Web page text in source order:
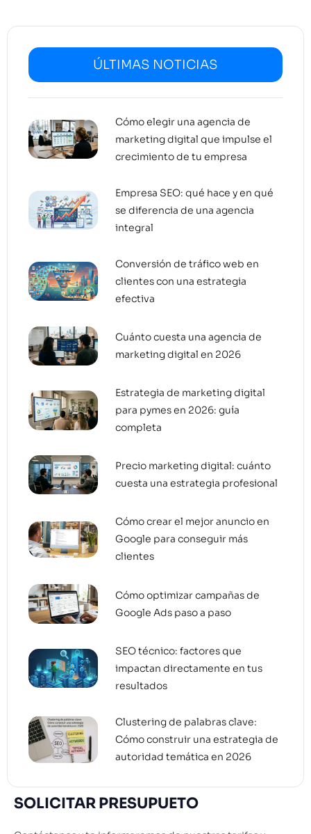
ÚLTIMAS NOTICIAS
Cómo elegir una agencia de
marketing digital que impulse el
crecimiento de tu empresa
Empresa SEO: qué hace y en qué
se diferencia de una agencia
integral
Conversión de tráfico web en
clientes con una estrategia
efectiva
Cuánto cuesta una agencia de
marketing digital en 2026
Estrategia de marketing digital
para pymes en 2026: guía
completa
Precio marketing digital: cuánto
cuesta una estrategia profesional
Cómo crear el mejor anuncio en
Google para conseguir más
clientes
Cómo optimizar campañas de
Google Ads paso a paso
SEO técnico: factores que
impactan directamente en tus
resultados
Clustering de palabras clave:
Cómo construir una estrategia de
autoridad temática en 2026
SOLICITAR PRESUPUETO